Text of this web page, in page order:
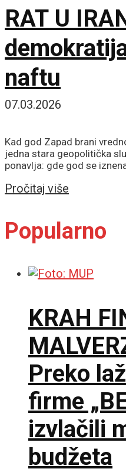
RAT U
naftu
07.03.2026
Kad god Zapad brani
jedna stara geopolitička
ponavlja: gde god se
Pročitaj više
Popularno
KRAH
Preko
firme
izvlačili
budžeta